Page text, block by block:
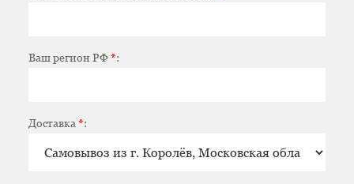
Ваш регион РФ*:
Доставка *: